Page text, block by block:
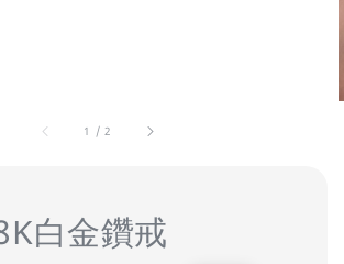
1 /2
白金鑽戒